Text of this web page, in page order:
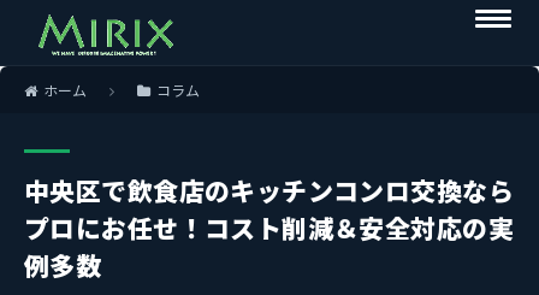
ホーム コラム
中央区で飲食店のキッチンコンロ交換なら
プロにお任せ！コスト削減＆安全対応の実
例多数